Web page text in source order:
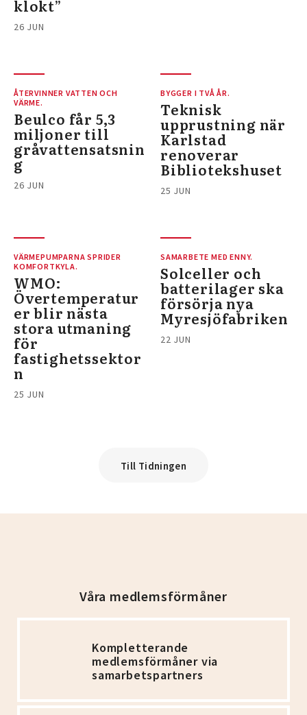
klokt”
26 JUN
ÅTERVINNER VATTEN OCH
VÄRME.
Beulco får 5,3
miljoner till
gråvattensatsnin
g
26 JUN
BYGGER I TVÅ ÅR.
Teknisk
upprustning när
Karlstad
renoverar
Bibliotekshuset
25 JUN
VÄRMEPUMPARNA SPRIDER
KOMFORTKYLA.
WMO:
Övertemperatur
er blir nästa
stora utmaning
för
fastighetssektor
n
25 JUN
SAMARBETE MED ENNY.
Solceller och
batterilager ska
försörja nya
Myresjöfabriken
22 JUN
Till Tidningen
Våra medlemsförmåner
Kompletterande
medlemsförmåner via
samarbetspartners